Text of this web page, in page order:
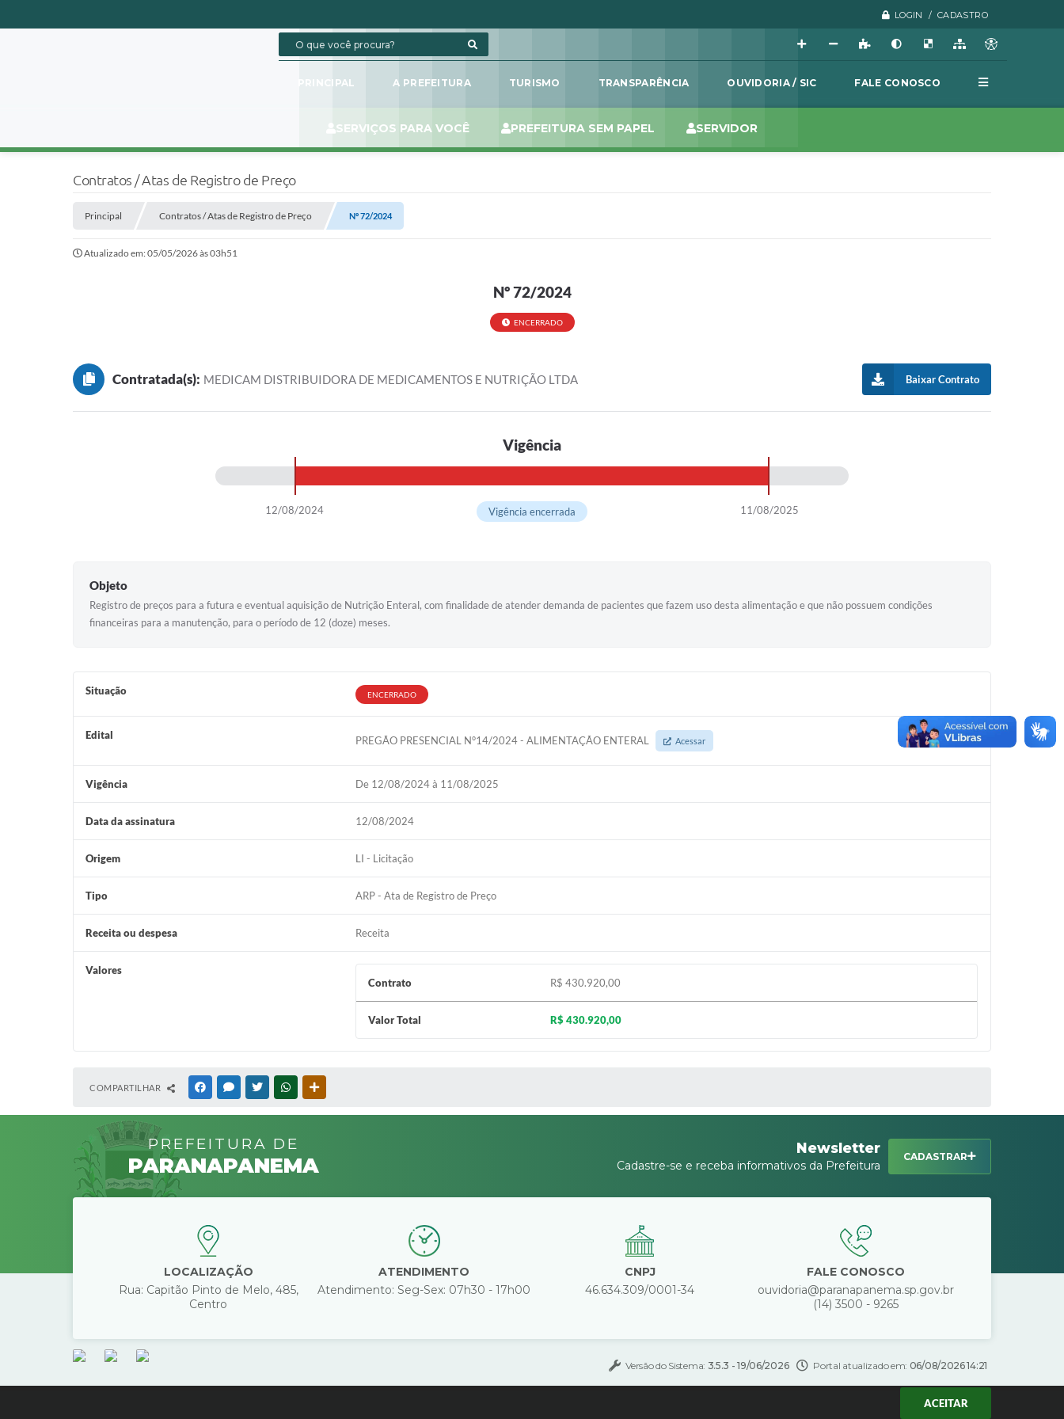
ACEITAR
LOGIN / CADASTRO
PRINCIPAL A PREFEITURA TURISMO TRANSPARÊNCIA OUVIDORIA / SIC FALE CONOSCO
SERVIÇOS PARA VOCÊ PREFEITURA SEM PAPEL SERVIDOR
Contratos / Atas de Registro de Preço
Principal Contratos / Atas de Registro de Preço Nº 72/2024
Atualizado em: 05/05/2026 às 03h51
Nº 72/2024
ENCERRADO
Contratada(s): MEDICAM DISTRIBUIDORA DE MEDICAMENTOS E NUTRIÇÃO LTDA Baixar Contrato
Vigência
12/08/2024 11/08/2025
Vigência encerrada
Objeto
Registro de preços para a futura e eventual aquisição de Nutrição Enteral, com finalidade de atender demanda de pacientes que fazem uso desta alimentação e que não possuem condições
financeiras para a manutenção, para o período de 12 (doze) meses.
Situação ENCERRADO
Edital PREGÃO PRESENCIAL N°14/2024 - ALIMENTAÇÃO ENTERAL Acessar
Vigência De 12/08/2024 à 11/08/2025
Data da assinatura 12/08/2024
Origem LI - Licitação
Tipo ARP - Ata de Registro de Preço
Receita ou despesa Receita
Valores
Contrato
R$ 430.920,00
Valor Total R$ 430.920,00
COMPARTILHAR FACEBOOKMESSENGER
TWITTERWHATSAPP
PREFEITURA DE
PARANAPANEMA
Newsletter
Cadastre-se e receba informativos da Prefeitura
CADASTRAR
LOCALIZAÇÃO
Rua: Capitão Pinto de Melo, 485,
Centro
ATENDIMENTO
Atendimento: Seg-Sex: 07h30 - 17h00
CNPJ
46.634.309/0001-34
FALE CONOSCO
ouvidoria@paranapanema.sp.gov.br
(14) 3500 - 9265
Versão do Sistema: 3.5.3 - 19/06/2026 Portal atualizado em: 06/08/2026 14:21